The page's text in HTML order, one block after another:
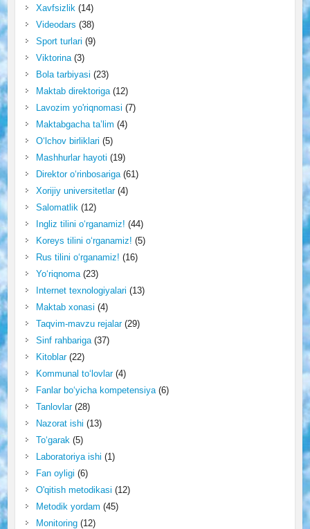
Xavfsizlik (14)
Videodars (38)
Sport turlari (9)
Viktorina(3)
Bola tarbiyasi (23)
Maktab direktoriga(12)
Lavozim yo'riqnomasi (7)
Maktabgacha ta’lim (4)
O‘lchov birliklari (5)
Mashhurlar hayoti (19)
Direktor o‘rinbosariga(61)
Xorijiy universitetlar(4)
Salomatlik (12)
Ingliz tilini o‘rganamiz! (44)
Koreys tilini o‘rganamiz! (5)
Rus tilini o‘rganamiz! (16)
Yo‘riqnoma(23)
Internet texnologiyalari (13)
Maktab xonasi (4)
Taqvim-mavzu rejalar(29)
Sinf rahbariga(37)
Kitoblar(22)
Kommunal to‘lovlar(4)
Fanlar bo‘yicha kompetensiya(6)
Tanlovlar(28)
Nazorat ishi (13)
To‘garak (5)
Laboratoriya ishi (1)
Fan oyligi (6)
O'qitish metodikasi (12)
Metodik yordam (45)
Monitoring(12)